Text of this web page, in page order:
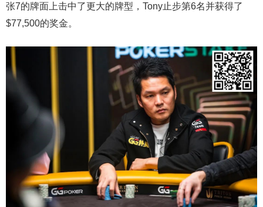
张7的牌面上击中了更大的牌型，Tony止步第6名并获得了
$77,500的奖金。